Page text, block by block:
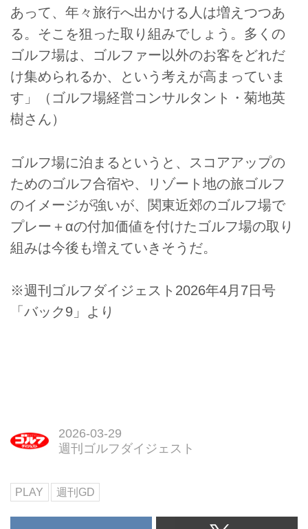
あって、年々旅行へ出かける人は増えつつあ
る。そこを狙った取り組みでしょう。多くの
ゴルフ場は、ゴルファー以外のお客をどれだ
け集められるか、という考えが高まっていま
す」（ゴルフ場経営コンサルタント・菊地英
樹さん）
ゴルフ場に泊まるというと、スコアアップの
ためのゴルフ合宿や、リゾート地の旅ゴルフ
のイメージが強いが、関東近郊のゴルフ場で
プレー＋αの付加価値を付けたゴルフ場の取り
組みは今後も増えていきそうだ。
※週刊ゴルフダイジェスト2026年4月7日号
「バック9」より
2026-03-29
週刊ゴルフダイジェスト
PLAY 週刊GD